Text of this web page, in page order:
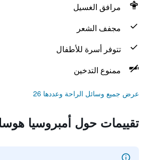
مرافق الغسيل
مجفف الشعر
تتوفر أسرة للأطفال
ممنوع التدخين
عرض جميع وسائل الراحة وعددها 26
تقييمات حول أمبروسيا